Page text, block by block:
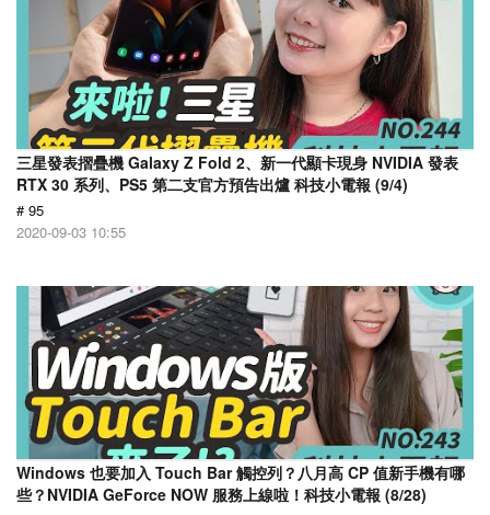
三星發表摺疊機 Galaxy Z Fold 2、新一代顯卡現身 NVIDIA 發表
RTX 30 系列、PS5 第二支官方預告出爐 科技小電報 (9/4)
# 95
2020-09-03 10:55
Windows 也要加入 Touch Bar 觸控列？八月高 CP 值新手機有哪
些？NVIDIA GeForce NOW 服務上線啦！科技小電報 (8/28)